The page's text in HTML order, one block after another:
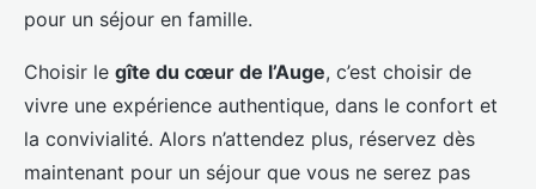
pour un séjour en famille.
Choisir le gîte du cœur de l’Auge, c’est choisir de
vivre une expérience authentique, dans le confort et
la convivialité. Alors n’attendez plus, réservez dès
maintenant pour un séjour que vous ne serez pas